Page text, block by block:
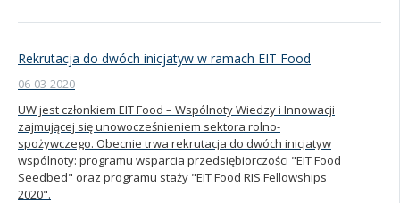
Rekrutacja do dwóch inicjatyw w ramach EIT Food
06-03-2020
UW jest członkiem EIT Food – Wspólnoty Wiedzy i Innowacji
zajmującej się unowocześnieniem sektora rolno-
spożywczego. Obecnie trwa rekrutacja do dwóch inicjatyw
wspólnoty: programu wsparcia przedsiębiorczości "EIT Food
Seedbed" oraz programu staży "EIT Food RIS Fellowships
2020".